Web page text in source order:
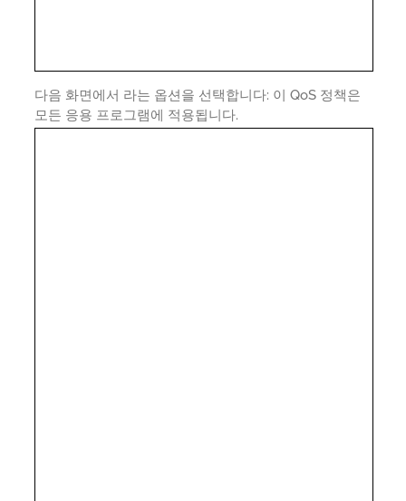
다음 화면에서 라는 옵션을 선택합니다: 이 QoS 정책은
모든 응용 프로그램에 적용됩니다.